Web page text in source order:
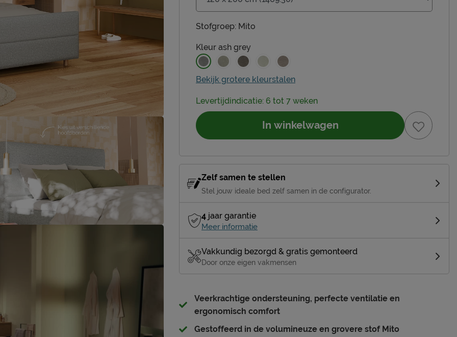
Stofgroep: Mito
Kleur ash grey
Bekijk grotere kleurstalen
Levertijdindicatie: 6 tot 7 weken
In winkelwagen
Zelf samen te stellen
Stel jouw ideale bed zelf samen in de configurator.
4 jaar garantie
Meer informatie
Vakkundig bezorgd & gratis gemonteerd
Door onze eigen vakmensen
Veerkrachtige ondersteuning, perfecte ventilatie en
ergonomisch comfort
Gestoffeerd in de volumineuze en grovere stof Mito